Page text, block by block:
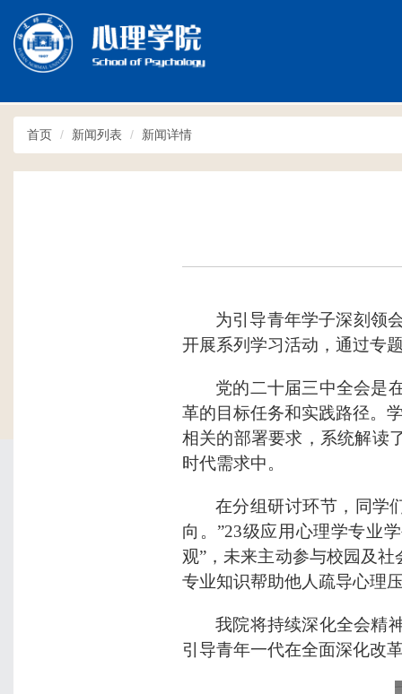
首页 新闻列表 新闻详情
为引导青年学子深刻领
开展系列学习活动，通过专
党的二十届三中全会是
革的目标任务和实践路径。
相关的部署要求，系统解读
时代需求中。
在分组研讨环节，同学
向。”23级应用心理学专业
观”，未来主动参与校园及
专业知识帮助他人疏导心理
我院将持续深化全会精
引导青年一代在全面深化改